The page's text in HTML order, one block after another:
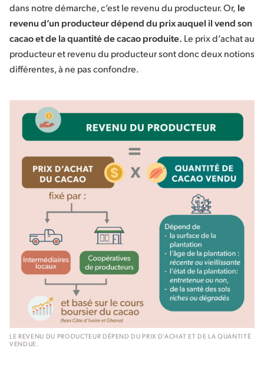
dans notre démarche, c’est le revenu du producteur. Or, le
revenu d’un producteur dépend du prix auquel il vend son
cacao et de la quantité de cacao produite. Le prix d’achat au
producteur et revenu du producteur sont donc deux notions
différentes, à ne pas confondre.
LE REVENU DU PRODUCTEUR DÉPEND DU PRIX D’ACHAT ET DE LA QUANTITÉ
VENDUE.